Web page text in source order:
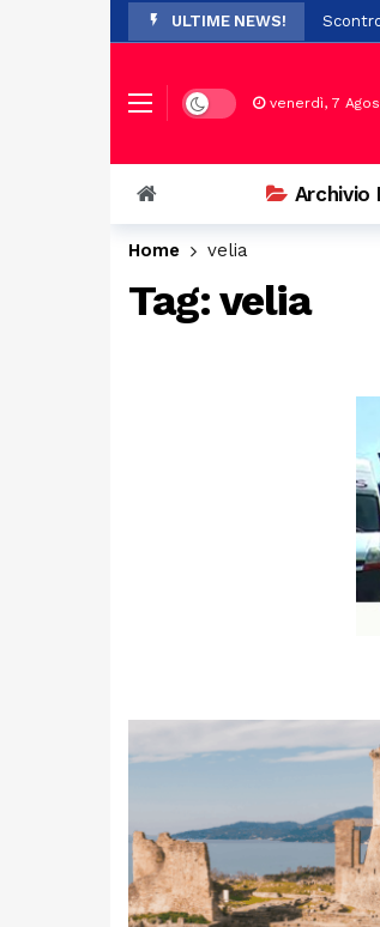
ULTIME NEWS!
Paura
A
Dark mode venerdì, 7
Archivio
Home velia
Tag:velia